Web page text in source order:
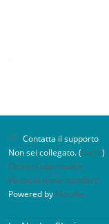
Contatta il supporto
Non sei collegato. (Login)
Ottieni l'app mobile
Passa al tema standard
Powered by Moodle